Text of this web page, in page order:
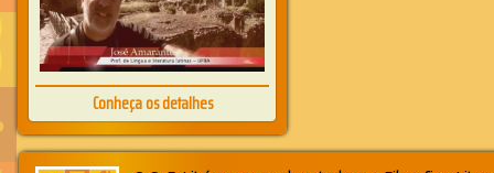
Conheça os detalhes